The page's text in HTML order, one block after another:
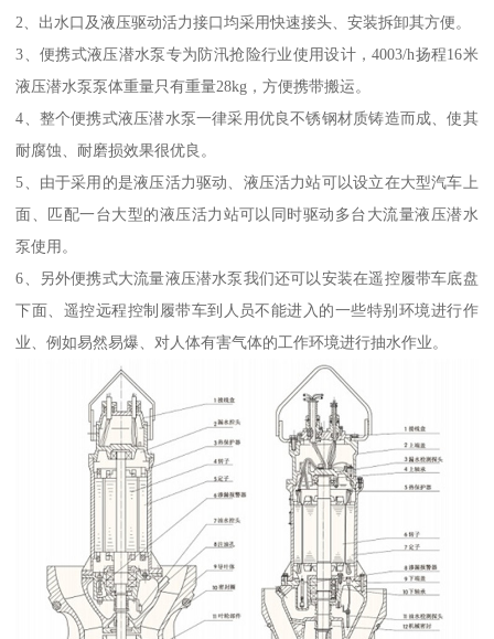
2、出水口及液压驱动活力接口均采用快速接头、安装拆卸其方便。
3、便携式液压潜水泵专为防汛抢险行业使用设计，4003/h扬程16米
液压潜水泵泵体重量只有重量28kg，方便携带搬运。
4、整个便携式液压潜水泵一律采用优良不锈钢材质铸造而成、使其
耐腐蚀、耐磨损效果很优良。
5、由于采用的是液压活力驱动、液压活力站可以设立在大型汽车上
面、匹配一台大型的液压活力站可以同时驱动多台大流量液压潜水
泵使用。
6、另外便携式大流量液压潜水泵我们还可以安装在遥控履带车底盘
下面、遥控远程控制履带车到人员不能进入的一些特别环境进行作
业、例如易然易爆、对人体有害气体的工作环境进行抽水作业。